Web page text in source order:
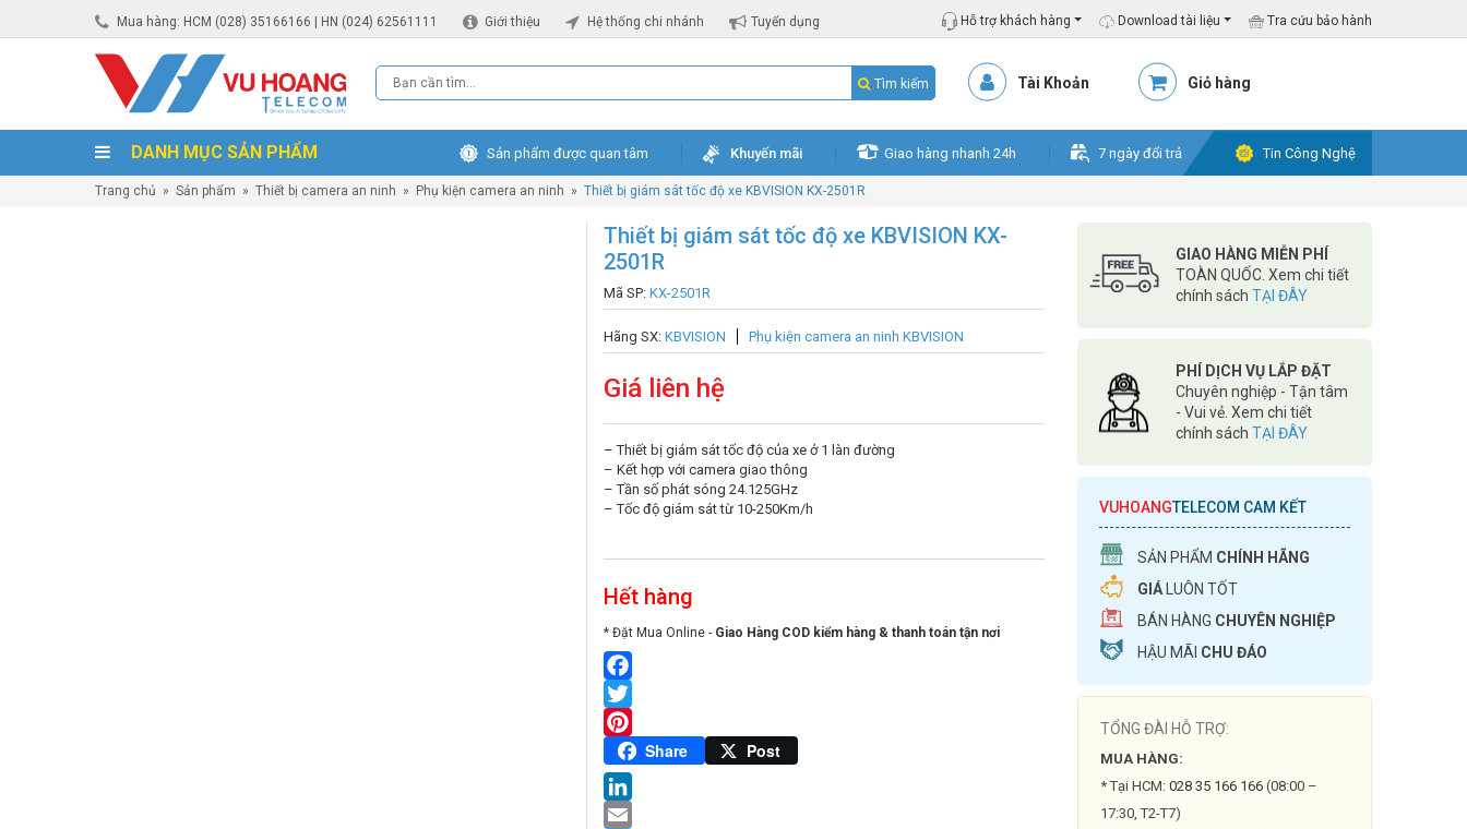
Mua hàng: HCM (028) 35166166 | HN (024) 62561111 Giới thiệu Hệ thống chi nhánh Tuyển dụng Hỗ trợ khách hàng Download tài liệu Tra cứu bảo hành
Tìm kiếm Tài Khoản Giỏ hàng
DANH MỤC SẢN PHẨM Sản phẩm được quan tâm Khuyến mãi Giao hàng nhanh 24h 7 ngày đổi trả Tin Công Nghệ
Trang chủ » Sản phẩm » Thiết bị camera an ninh » Phụ kiện camera an ninh » Thiết bị giám sát tốc độ xe KBVISION KX-2501R
Thiết bị giám sát tốc độ xe KBVISION KX-
2501R
Mã SP: KX-2501R
Hãng SX: KBVISION Phụ kiện camera an ninh KBVISION
Giá liên hệ
– Thiết bị giám sát tốc độ của xe ở 1 làn đường
– Kết hợp với camera giao thông
– Tần số phát sóng 24.125GHz
– Tốc độ giám sát từ 10-250Km/h
Hết hàng
* Đặt Mua Online - Giao Hàng COD kiểm hàng & thanh toán tận nơi
Facebook
Twitter
Pinterest
Share Post
LinkedIn
GIAO HÀNG MIỄN PHÍ
TOÀN QUỐC. Xem chi tiết
chính sách TẠI ĐÂY
PHÍ DỊCH VỤ LẮP ĐẶT
Chuyên nghiệp - Tận tâm
- Vui vẻ. Xem chi tiết
chính sách TẠI ĐÂY
VUHOANGTELECOM CAM KẾT
SẢN PHẨM CHÍNH HÃNG
GIÁ LUÔN TỐT
BÁN HÀNG CHUYÊN NGHIỆP
HẬU MÃI CHU ĐÁO
TỔNG ĐÀI HỖ TRỢ:
MUA HÀNG:
* Tại HCM: 028 35 166 166 (08:00 –
17:30, T2-T7)